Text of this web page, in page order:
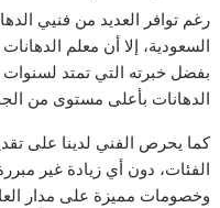
رغم توافر العديد من فنيي
السعودية، إلا أن معلم
بفضل خبرته التي تمتد
الدهانات بأعلى مستوى من
كما يحرص الفني لدينا على
الفئات، دون أي زيادة غير
وخصومات مميزة على مدار